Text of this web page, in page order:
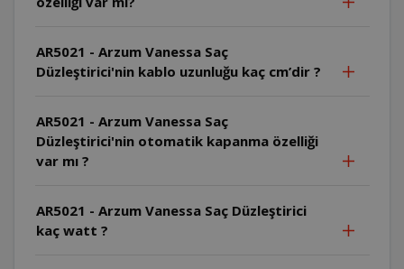
AR5021 - Arzum Vanessa Saç
Düzleştirici'nin kablo uzunluğu kaç cm’dir ?
AR5021 - Arzum Vanessa Saç
Düzleştirici'nin otomatik kapanma özelliği
var mı ?
AR5021 - Arzum Vanessa Saç Düzleştirici
kaç watt ?